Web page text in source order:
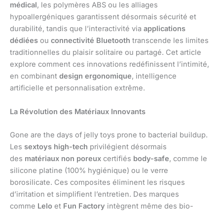
médical, les polymères ABS ou les alliages
hypoallergéniques garantissent désormais sécurité et
durabilité, tandis que l’interactivité via applications
dédiées ou connectivité Bluetooth transcende les limites
traditionnelles du plaisir solitaire ou partagé. Cet article
explore comment ces innovations redéfinissent l’intimité,
en combinant design ergonomique, intelligence
artificielle et personnalisation extrême.
La Révolution des Matériaux Innovants
Gone are the days of jelly toys prone to bacterial buildup.
Les sextoys high-tech privilégient désormais
des matériaux non poreux certifiés body-safe, comme le
silicone platine (100% hygiénique) ou le verre
borosilicate. Ces composites éliminent les risques
d’irritation et simplifient l’entretien. Des marques
comme Lelo et Fun Factory intègrent même des bio-